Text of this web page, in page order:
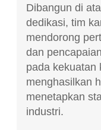
Dibangun di
dedikasi, tim
mendorong
dan
pada kekuatan
menghasilkan
menetapkan
industri.